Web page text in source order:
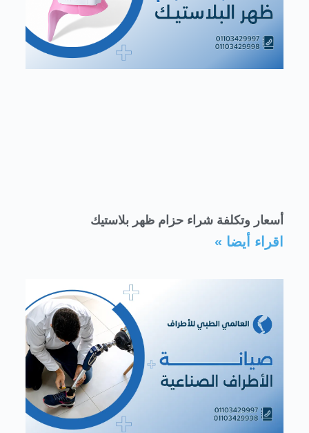
أسعار وتكلفة شراء حزام ظهر بلاستيك
اقراء أيضا »